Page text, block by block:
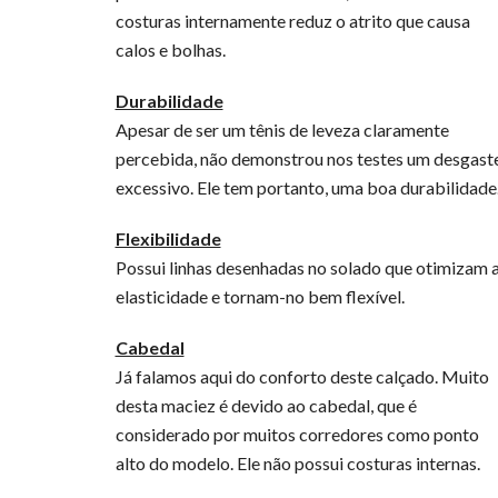
costuras internamente reduz o atrito que causa
calos e bolhas.
Durabilidade
Apesar de ser um tênis de leveza claramente
percebida, não demonstrou nos testes um
excessivo. Ele tem portanto, uma boa
Flexibilidade
Possui linhas desenhadas no solado que otimizam
elasticidade e tornam-no bem flexível.
Cabedal
Já falamos aqui do conforto deste calçado. Muito
desta maciez é devido ao cabedal, que é
considerado por muitos corredores como ponto
alto do modelo. Ele não possui costuras internas.